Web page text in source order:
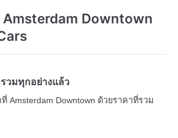
Amsterdam Downtown
วมทุกอย่างแล้ว
ที่ Amsterdam Downtown ด้วยราคาที่รวม